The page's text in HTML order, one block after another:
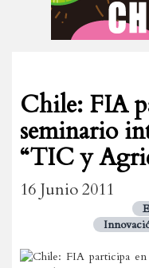
Chile: FIA
seminario
“TIC y
16 Junio 2011